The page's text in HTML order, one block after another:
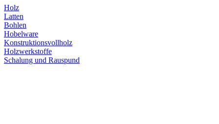
Holz
Latten
Bohlen
Hobelware
Konstruktionsvollholz
Holzwerkstoffe
Schalung und Rauspund